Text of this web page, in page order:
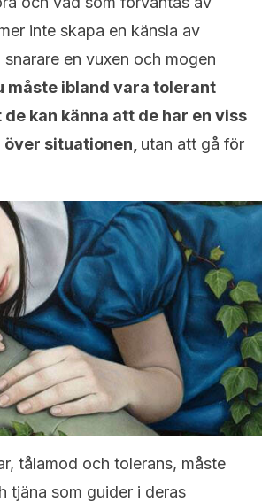
inte skapa en känsla av
en vuxen och mogen
måste ibland vara tolerant
kan känna att de har en viss
situationen, utan att gå för
tålamod och tolerans, måste
tjäna som guider i deras